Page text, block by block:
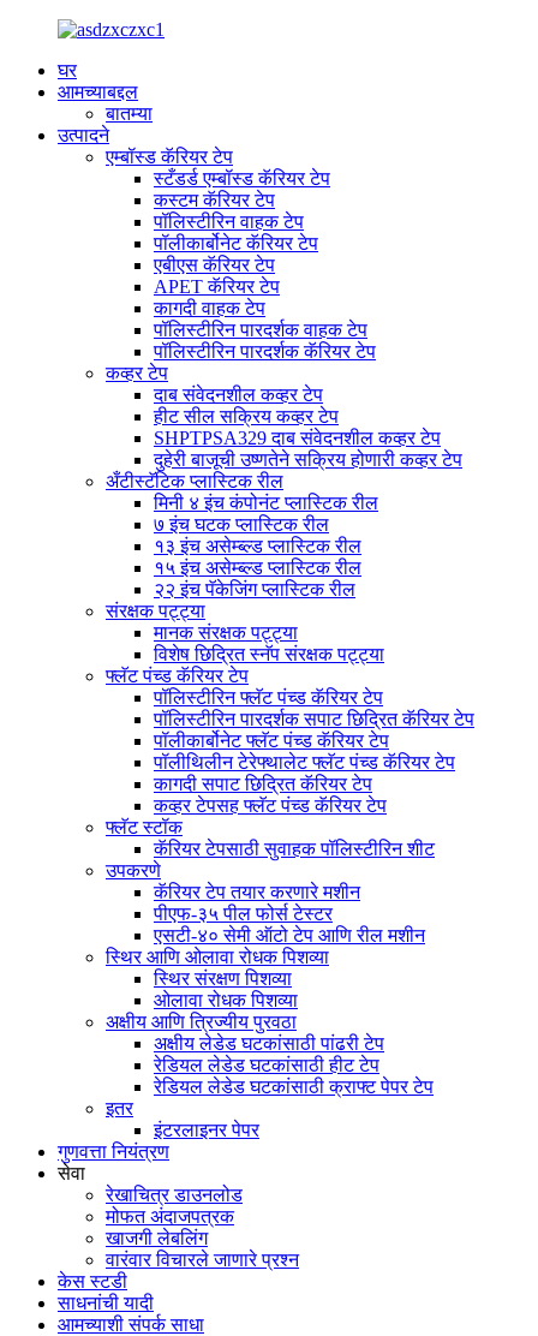
घर
आमच्याबद्दल
बातम्या
उत्पादने
एम्बॉस्ड कॅरियर टेप
स्टँडर्ड एम्बॉस्ड कॅरियर टेप
कस्टम कॅरियर टेप
पॉलिस्टीरिन वाहक टेप
पॉलीकार्बोनेट कॅरियर टेप
एबीएस कॅरियर टेप
APET कॅरियर टेप
कागदी वाहक टेप
पॉलिस्टीरिन पारदर्शक वाहक टेप
पॉलिस्टीरिन पारदर्शक कॅरियर टेप
कव्हर टेप
दाब संवेदनशील कव्हर टेप
हीट सील सक्रिय कव्हर टेप
SHPTPSA329 दाब संवेदनशील कव्हर टेप
दुहेरी बाजूची उष्णतेने सक्रिय होणारी कव्हर टेप
अँटीस्टॅटिक प्लास्टिक रील
मिनी ४ इंच कंपोनंट प्लास्टिक रील
७ इंच घटक प्लास्टिक रील
१३ इंच असेम्ब्ल्ड प्लास्टिक रील
१५ इंच असेम्ब्ल्ड प्लास्टिक रील
२२ इंच पॅकेजिंग प्लास्टिक रील
संरक्षक पट्ट्या
मानक संरक्षक पट्ट्या
विशेष छिद्रित स्नॅप संरक्षक पट्ट्या
फ्लॅट पंच्ड कॅरियर टेप
पॉलिस्टीरिन फ्लॅट पंच्ड कॅरियर टेप
पॉलिस्टीरिन पारदर्शक सपाट छिद्रित कॅरियर टेप
पॉलीकार्बोनेट फ्लॅट पंच्ड कॅरियर टेप
पॉलीथिलीन टेरेफ्थालेट फ्लॅट पंच्ड कॅरियर टेप
कागदी सपाट छिद्रित कॅरियर टेप
कव्हर टेपसह फ्लॅट पंच्ड कॅरियर टेप
फ्लॅट स्टॉक
कॅरियर टेपसाठी सुवाहक पॉलिस्टीरिन शीट
उपकरणे
कॅरियर टेप तयार करणारे मशीन
पीएफ-३५ पील फोर्स टेस्टर
एसटी-४० सेमी ऑटो टेप आणि रील मशीन
स्थिर आणि ओलावा रोधक पिशव्या
स्थिर संरक्षण पिशव्या
ओलावा रोधक पिशव्या
अक्षीय आणि त्रिज्यीय पुरवठा
अक्षीय लेडेड घटकांसाठी पांढरी टेप
रेडियल लेडेड घटकांसाठी हीट टेप
रेडियल लेडेड घटकांसाठी क्राफ्ट पेपर टेप
इतर
इंटरलाइनर पेपर
गुणवत्ता नियंत्रण
सेवा
रेखाचित्र डाउनलोड
मोफत अंदाजपत्रक
खाजगी लेबलिंग
वारंवार विचारले जाणारे प्रश्न
केस स्टडी
साधनांची यादी
आमच्याशी संपर्क साधा